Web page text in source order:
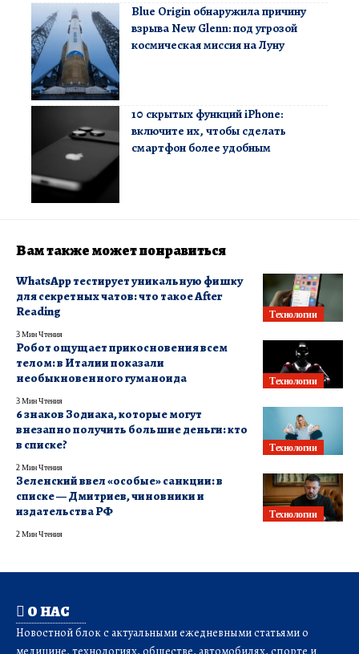
Blue Origin обнаружила причину
взрыва New Glenn: под угрозой
космическая миссия на Луну
10 скрытых функций iPhone:
включите их, чтобы сделать
смартфон более удобным
Вам также может понравиться
Технологии
WhatsApp тестирует уникальную фишку
для секретных чатов: что такое After
Reading
3 Мин Чтения
Технологии
Робот ощущает прикосновения всем
телом: в Италии показали
необыкновенного гуманоида
3 Мин Чтения
Технологии
6 знаков Зодиака, которые могут
внезапно получить большие деньги: кто
в списке?
2 Мин Чтения
Технологии
Зеленский ввел «особые» санкции: в
списке — Дмитриев, чиновники и
издательства РФ
2 Мин Чтения
О НАС
Новостной блок с актуальными ежедневными статьями о